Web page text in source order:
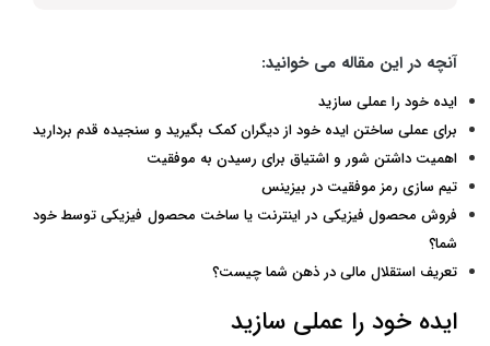
آنچه در این مقاله می خوانید:
ایده خود را عملی سازید
برای عملی ساختن ایده خود از دیگران کمک بگیرید و سنجیده قدم بردارید
اهمیت داشتن شور و اشتیاق برای رسیدن به موفقیت
تیم سازی رمز موفقیت در بیزینس
فروش محصول فیزیکی در اینترنت یا ساخت محصول فیزیکی توسط خود
شما؟
تعریف استقلال مالی در ذهن شما چیست؟
ایده خود را عملی سازید